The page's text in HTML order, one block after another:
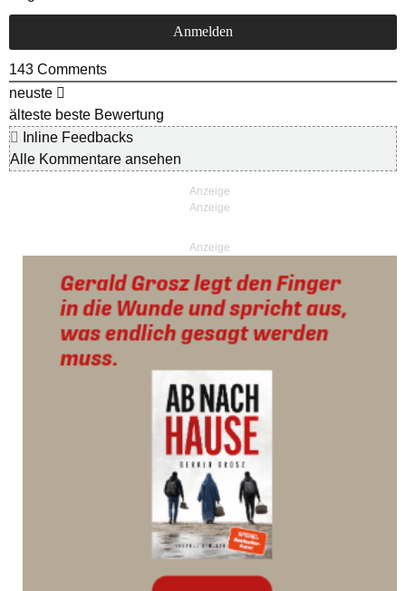
143 Comments
neuste
älteste beste Bewertung
Inline Feedbacks
Alle Kommentare ansehen
Anzeige